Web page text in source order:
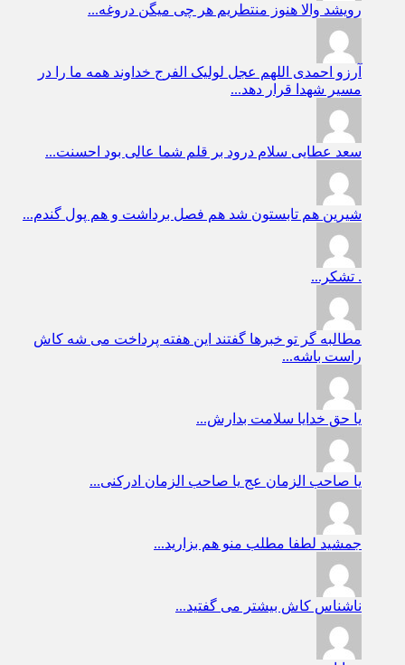
رویشد والا هنوز منتطریم هر چی میگن دروغه...
آرزو احمدی اللهم عجل لولیک الفرج خداوند همه ما را در
مسیر شهدا قرار دهد...
سعد عطایی سلام درود بر قلم شما عالی بود احسنت...
شیرین هم تابستون شد هم فصل برداشت و هم پول گندم...
. تشکر...
مطالبه گر تو خبرها گفتند این هفته پرداخت می شه کاش
راست باشه...
یا حق خدایا سلامت بدارش...
یا صاحب الزمان عج یا صاحب الزمان ادرکنی...
جمشید لطفا مطلب منو هم بزارید...
ناشناس کاش بیشتر می گفتید...